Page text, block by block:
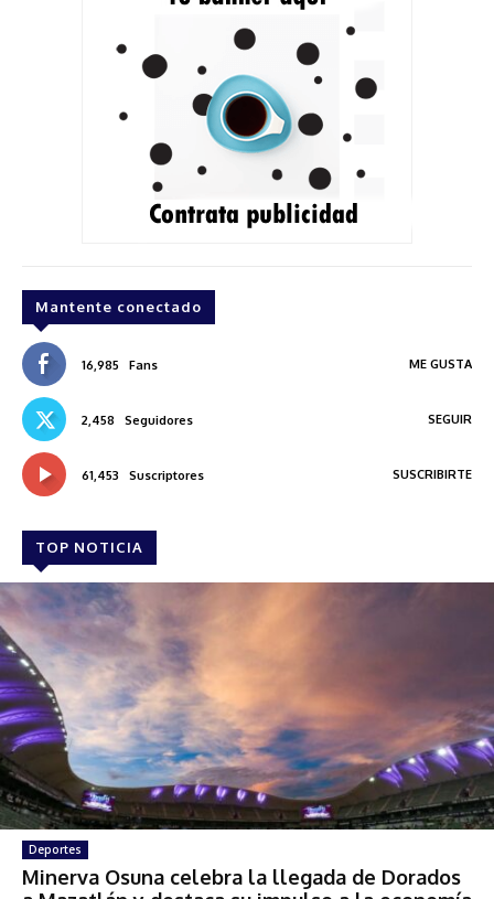
Mantente conectado
16,985 Fans ME GUSTA
2,458 Seguidores SEGUIR
61,453 Suscriptores SUSCRIBIRTE
TOP NOTICIA
Deportes
Minerva Osuna celebra la llegada de Dorados